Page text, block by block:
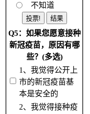
不知道
Q5：如果您愿意接种
新冠疫苗，原因有哪
些？(多选)
1、我觉得公开上
市的新冠疫苗基
本是安全的
2、我觉得接种疫